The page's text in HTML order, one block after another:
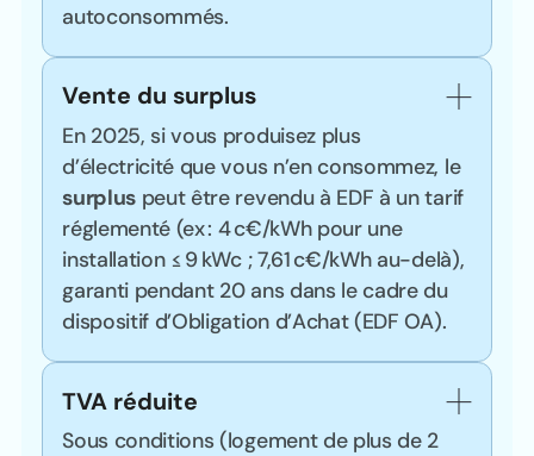
autoconsommés.
Vente du surplus
En 2025, si vous produisez plus
d’électricité que vous n’en consommez, le
surpluspeut être revendu à EDF à un tarif
réglementé (ex : 4 c€/kWh pour une
installation ≤ 9 kWc ; 7,61 c€/kWh au-delà),
garanti pendant 20 ans dans le cadre du
dispositif d’Obligation d’Achat (EDF OA).
TVA réduite
Sous conditions (logement de plus de 2